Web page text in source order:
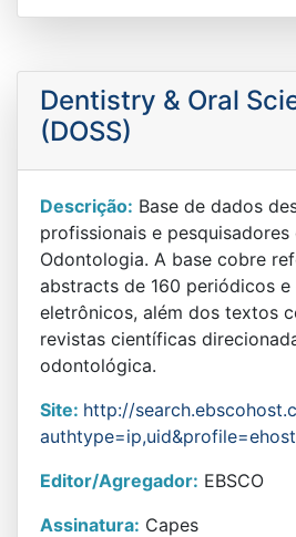
Dentistry & Oral
(DOSS)
Descrição: Base de dados
profissionais e pesquisadores
Odontologia. A base cobre
abstracts de 160 periódicos
eletrônicos, além dos textos
revistas científicas
odontológica.
Site: http://
Editor/Agregador: EBSCO
Assinatura: Capes